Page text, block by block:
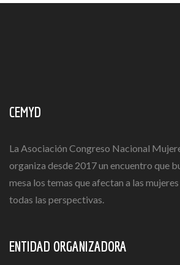
CEMYD
La Asociación Congreso Nacional
organiza desde 2017 un encuentro que
mesa los temas que afectan a las
todas las perspectivas.
ENTIDAD ORGANIZADORA